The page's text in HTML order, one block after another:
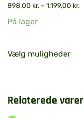
898,00 kr. – 1.199,00 kr.
På lager
Vælg muligheder
Relaterede varer